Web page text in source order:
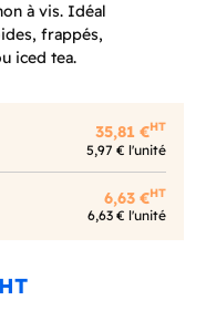
à vis. Idéal
frappés,
iced tea.
35,81 €HT
5,97 € l'unité
6,63 €HT
6,63 € l'unité
HT